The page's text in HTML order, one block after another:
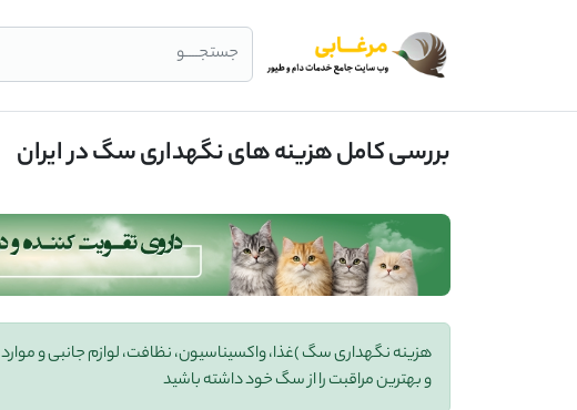
جستجــــو
بررسی کامل هزینه ‌های نگهداری سگ در ایران
هزینه نگهداری سگ )غذا، واکسیناسیون، نظافت، لوازم جانبی و
و بهترین مراقبت را از سگ خود داشته باشید